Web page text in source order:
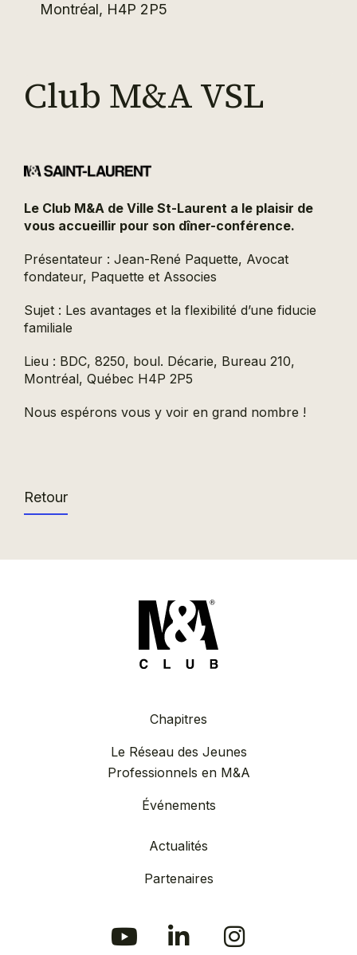
Montréal, H4P 2P5
Club M&A VSL
Le Club M&A de Ville St-Laurent a le plaisir de
vous accueillir pour son dîner-conférence.
Présentateur : Jean-René Paquette, Avocat
fondateur, Paquette et Associes
Sujet : Les avantages et la flexibilité d’une fiducie
familiale
Lieu : BDC, 8250, boul. Décarie, Bureau 210,
Montréal, Québec H4P 2P5
Nous espérons vous y voir en grand nombre !
Retour
Chapitres
Le Réseau des Jeunes
Professionnels en M&A
Événements
Actualités
Partenaires